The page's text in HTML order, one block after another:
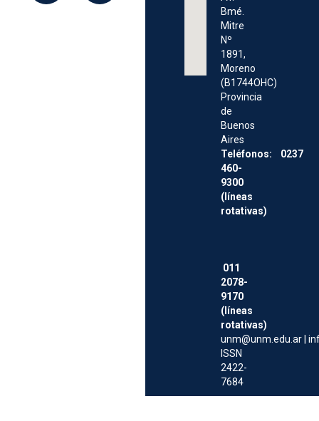
Bmé.
Mitre
Nº
1891,
Moreno
(B1744OHC)
Provincia
de
Buenos
Aires
Teléfonos: 0237
460-
9300
(líneas
rotativas)
011
2078-
9170
(líneas
rotativas)
unm@unm.edu.ar |
ISSN
2422-
7684